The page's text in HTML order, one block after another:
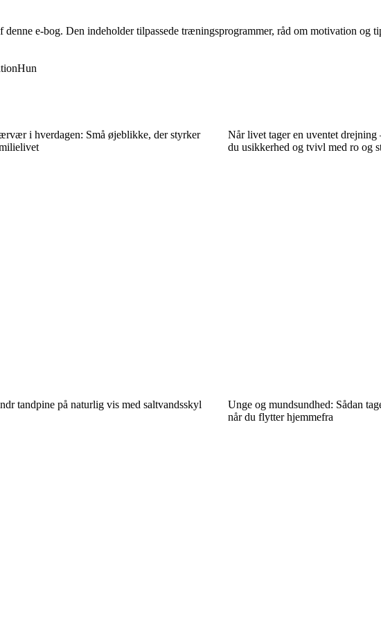
e-bog. Den indeholder tilpassede træningsprogrammer, råd om motivation og
Hun
i hverdagen: Små øjeblikke, der styrker
Når livet tager en uventet drejning
du usikkerhed og tvivl med ro og
tandpine på naturlig vis med saltvandsskyl
Unge og mundsundhed: Sådan
når du flytter hjemmefra